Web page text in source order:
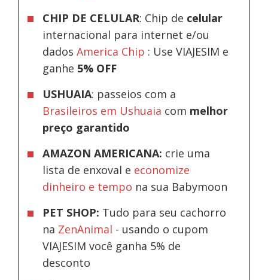
CHIP DE CELULAR: Chip de celular
internacional para internet e/ou
dadosAmerica Chip : Use VIAJESIM e
ganhe 5% OFF
USHUAIA: passeios com a
Brasileiros em Ushuaia com melhor
preço garantido
AMAZON AMERICANA: crie uma
lista de enxoval e economize
dinheiro e tempo na sua Babymoon
PET SHOP: Tudo para seu cachorro
na ZenAnimal - usando o cupom
VIAJESIM você ganha 5% de
desconto